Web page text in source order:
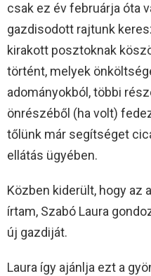
csak ez év februárja óta
gazdisodott rajtunk
kirakott posztoknak
történt, melyek
adományokból, többi
önrészéből (ha volt)
tőlünk már segítséget
ellátás ügyében.
Közben kiderült, hogy az
írtam, Szabó Laura
új gazdiját.
Laura így ajánlja ezt a